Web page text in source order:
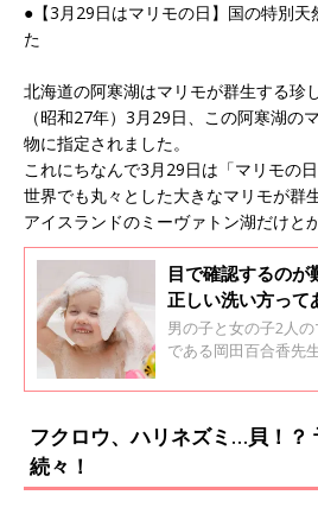
●【3月29日はマリモの日】国の特別天
た
北海道の阿寒湖はマリモが群生する珍
（昭和27年）3月29日、この阿寒湖の
物に指定されました。
これにちなんで3月29日は「マリモの
世界でも丸々とした大きなマリモが群
アイスランドのミーヴァトン湖だけとか
目で確認するのが
正しい洗い方って
科医】
男の子と女の子2人
である岡田百合香先
は体の外側にあって
かなか難しいもの･･
です。
フクロウ、ハリネズミ…貝！？
続々！